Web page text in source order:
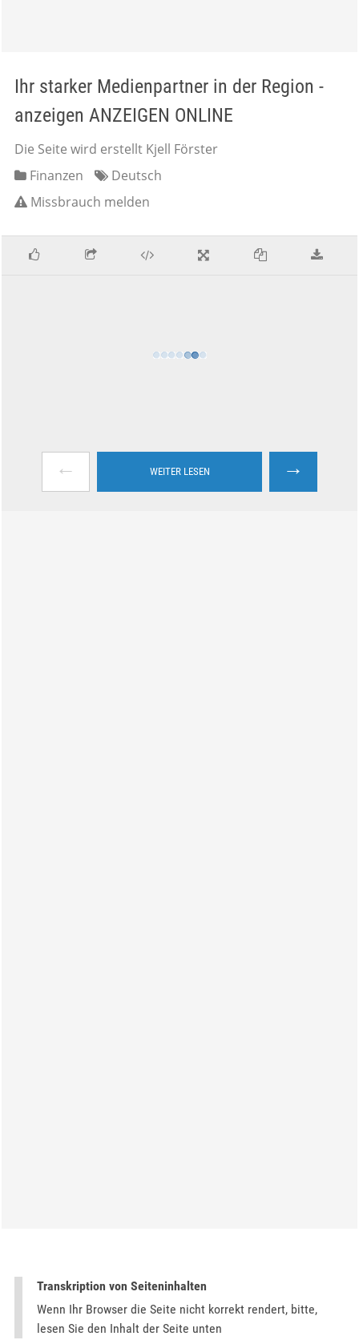
Ihr starker Medienpartner in der Region -
anzeigen ANZEIGEN ONLINE
Die Seite wird erstellt Kjell Förster
Finanzen
Deutsch
Missbrauch melden
← WEITER LESEN →
Transkription von Seiteninhalten
Wenn Ihr Browser die Seite nicht korrekt rendert, bitte,
lesen Sie den Inhalt der Seite unten